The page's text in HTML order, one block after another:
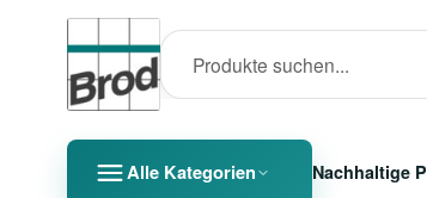
Alle Kategorien Nachhaltige